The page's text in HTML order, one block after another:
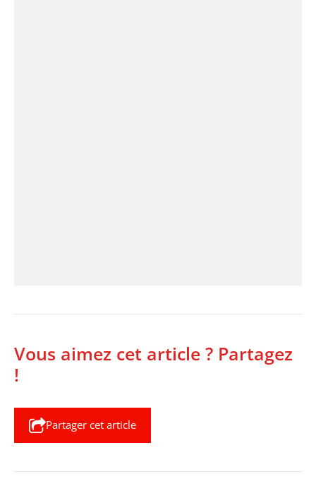
Vous aimez cet article ? Partagez
!
Partager cet article